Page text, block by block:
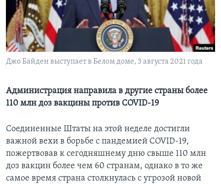
Learning English
СОЦИАЛЬНЫЕ СЕТИ
Языки
Джо Байден выступает в Белом доме, 3 августа 2021 года
Администрация направила в другие страны более
110 млн доз вакцины против COVID-19
Соединенные Штаты на этой неделе достигли
важной вехи в борьбе с пандемией COVID-19,
пожертвовав к сегодняшнему дню свыше 110 млн
доз вакцин более чем 60 странам, однако в то же
самое время страна столкнулась с угрозой новой